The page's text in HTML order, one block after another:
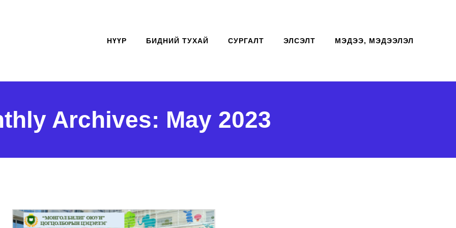
НҮҮР
БИДНИЙ ТУХАЙ СУРГАЛТ ЭЛСЭЛТ МЭДЭЭ, МЭДЭЭЛЭЛ
Archives: May 2023